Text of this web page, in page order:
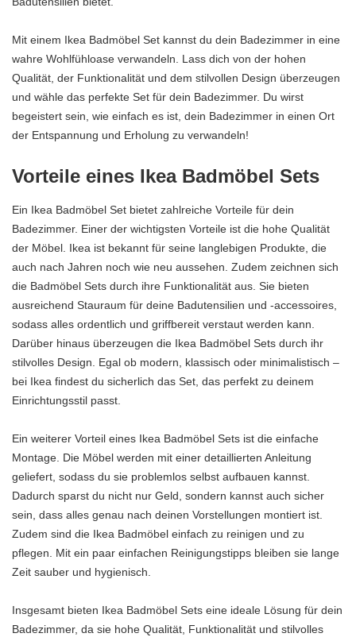
Mit einem Ikea Badmöbel Set kannst du dein Badezimmer in eine
wahre Wohlfühloase verwandeln. Lass dich von der hohen
Qualität, der Funktionalität und dem stilvollen Design überzeugen
und wähle das perfekte Set für dein Badezimmer. Du wirst
begeistert sein, wie einfach es ist, dein Badezimmer in einen Ort
der Entspannung und Erholung zu verwandeln!
Vorteile eines Ikea Badmöbel Sets
Ein Ikea Badmöbel Set bietet zahlreiche Vorteile für dein
Badezimmer. Einer der wichtigsten Vorteile ist die hohe Qualität
der Möbel. Ikea ist bekannt für seine langlebigen Produkte, die
auch nach Jahren noch wie neu aussehen. Zudem zeichnen sich
die Badmöbel Sets durch ihre Funktionalität aus. Sie bieten
ausreichend Stauraum für deine Badutensilien und -accessoires,
sodass alles ordentlich und griffbereit verstaut werden kann.
Darüber hinaus überzeugen die Ikea Badmöbel Sets durch ihr
stilvolles Design. Egal ob modern, klassisch oder minimalistisch –
bei Ikea findest du sicherlich das Set, das perfekt zu deinem
Einrichtungsstil passt.
Ein weiterer Vorteil eines Ikea Badmöbel Sets ist die einfache
Montage. Die Möbel werden mit einer detaillierten Anleitung
geliefert, sodass du sie problemlos selbst aufbauen kannst.
Dadurch sparst du nicht nur Geld, sondern kannst auch sicher
sein, dass alles genau nach deinen Vorstellungen montiert ist.
Zudem sind die Ikea Badmöbel einfach zu reinigen und zu
pflegen. Mit ein paar einfachen Reinigungstipps bleiben sie lange
Zeit sauber und hygienisch.
Insgesamt bieten Ikea Badmöbel Sets eine ideale Lösung für dein
Badezimmer, da sie hohe Qualität, Funktionalität und stilvolles